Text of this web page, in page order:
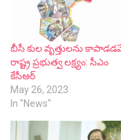
బీసీ కుల వృత్తులను
రాష్ట్ర ప్రభుత్వ లక్ష్యం: సీఎం
కేసీఆర్
May 26, 2023
In "News"